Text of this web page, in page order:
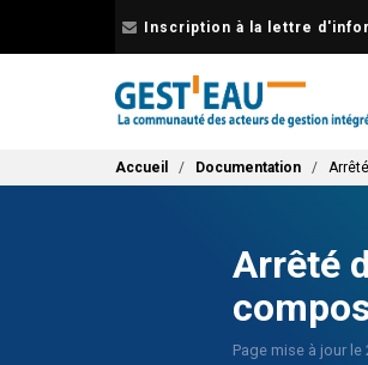
Inscription à la lettre
Fil d'Ariane
Accueil Documentation
Arrêté
Page mise à jour